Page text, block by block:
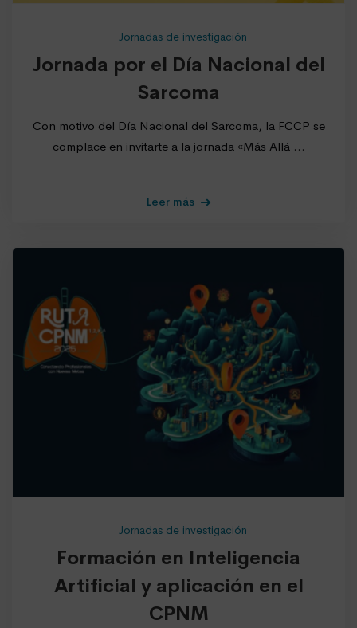
Jornadas de investigación
Jornada por el Día Nacional del
Sarcoma
Con motivo del Día Nacional del Sarcoma, la FCCP se
complace en invitarte a la jornada «Más Allá …
Leer más
Jornadas de investigación
Formación en Inteligencia
Artificial y aplicación en el
CPNM